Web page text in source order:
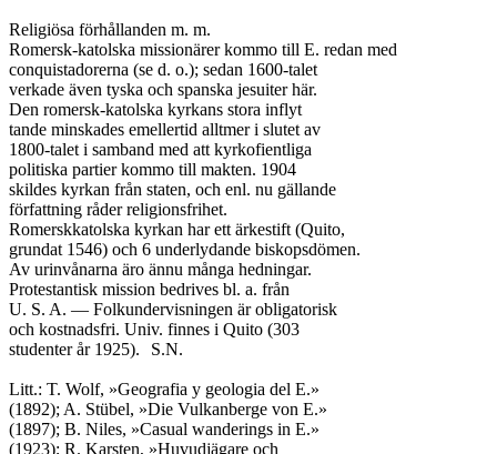
Religiösa förhållanden m. m.
Romersk-katolska missionärer kommo till E. redan med
conquistadorerna (se d. o.); sedan 1600-talet
verkade även tyska och spanska jesuiter här.
Den romersk-katolska kyrkans stora inflyt
tande minskades emellertid alltmer i slutet av
1800-talet i samband med att kyrkofientliga
politiska partier kommo till makten. 1904
skildes kyrkan från staten, och enl. nu gällande
författning råder religionsfrihet.
Romerskkatolska kyrkan har ett ärkestift (Quito,
grundat 1546) och 6 underlydande biskopsdömen.
Av urinvånarna äro ännu många hedningar.
Protestantisk mission bedrives bl. a. från
U. S. A. — Folkundervisningen är obligatorisk
och kostnadsfri. Univ. finnes i Quito (303
studenter år 1925).	S.N.
Litt.: T. Wolf, »Geografia y geologia del E.»
(1892); A. Stübel, »Die Vulkanberge von E.»
(1897); B. Niles, »Casual wanderings in E.»
(1923); R. Karsten, »Huvudjägare och